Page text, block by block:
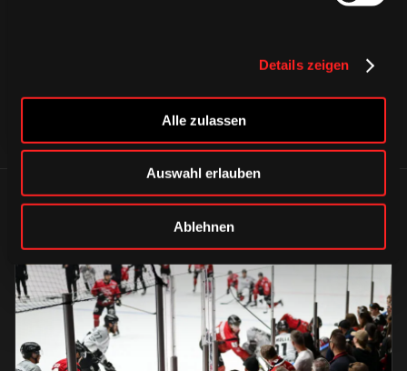
Details zeigen
Alle zulassen
Auswahl erlauben
Ablehnen
ÄHNLICHE NEWS